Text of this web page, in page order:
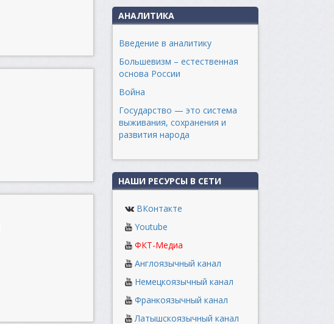
АНАЛИТИКА
Введение в аналитику
Большевизм – естественная
основа России
Война
Государство — это система
выживания, сохранения и
развития народа
НАШИ РЕСУРСЫ В СЕТИ
ВКонтакте
Youtube
ФКТ-Медиа
Англоязычный канал
Немецкоязычный канал
Франкоязычный канал
Латышскоязычный канал